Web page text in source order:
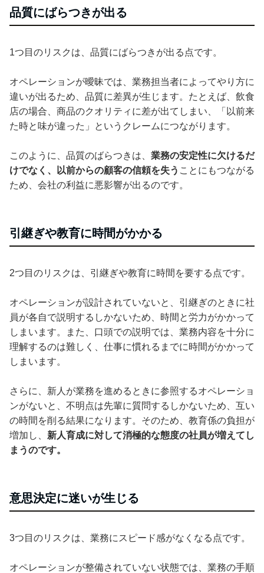
品質にばらつきが出る
1つ目のリスクは、品質にばらつきが出る点です。
オペレーションが曖昧では、業務担当者によってやり方に
違いが出るため、品質に差異が生じます。たとえば、飲食
店の場合、商品のクオリティに差が出てしまい、「以前来
た時と味が違った」というクレームにつながります。
このように、品質のばらつきは、 業務の安定性に欠けるだ
けでなく、以前からの顧客の信頼を失う ことにもつながる
ため、会社の利益に悪影響が出るのです。
引継ぎや教育に時間がかかる
2つ目のリスクは、引継ぎや教育に時間を要する点です。
オペレーションが設計されていないと、引継ぎのときに社
員が各自で説明するしかないため、時間と労力がかかって
しまいます。また、口頭での説明では、業務内容を十分に
理解するのは難しく、仕事に慣れるまでに時間がかかって
しまいます。
さらに、新人が業務を進めるときに参照するオペレーショ
ンがないと、不明点は先輩に質問するしかないため、互い
の時間を削る結果になります。そのため、教育係の負担が
増加し、 新人育成に対して消極的な態度の社員が増えてし
まうのです。
意思決定に迷いが生じる
3つ目のリスクは、業務にスピード感がなくなる点です。
オペレーションが整備されていない状態では、業務の手順